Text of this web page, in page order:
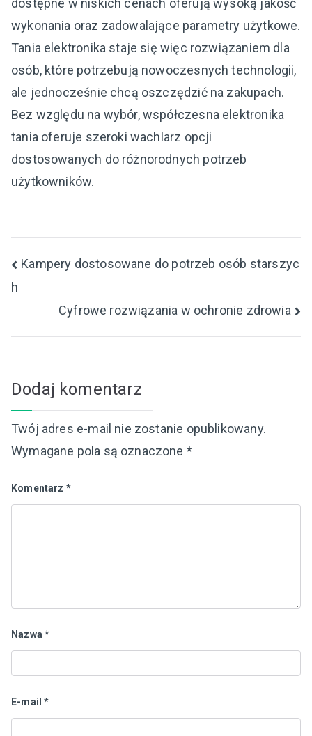
dostępne w niskich cenach oferują wysoką jakość
wykonania oraz zadowalające parametry użytkowe.
Tania elektronika staje się więc rozwiązaniem dla
osób, które potrzebują nowoczesnych technologii,
ale jednocześnie chcą oszczędzić na zakupach.
Bez względu na wybór, współczesna elektronika
tania oferuje szeroki wachlarz opcji
dostosowanych do różnorodnych potrzeb
użytkowników.
Nawigacja
wpisu
Kampery dostosowane do potrzeb osób starszyc
h
Cyfrowe rozwiązania w ochronie zdrowia
Dodaj komentarz
Twój adres e-mail nie zostanie opublikowany.
Wymagane pola są oznaczone *
Komentarz *
Nazwa*
E-mail*